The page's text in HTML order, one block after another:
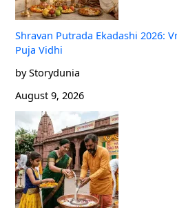
Shravan Putrada Ekadashi 2026:
Puja Vidhi
by Storydunia
August 9, 2026